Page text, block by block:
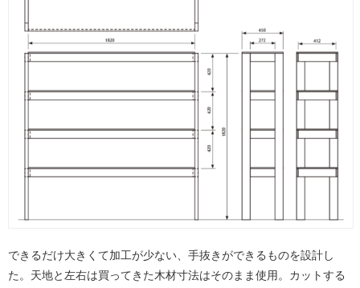
できるだけ大きくて加工が少ない、手抜きができるものを設計し
た。天地と左右は買ってきた木材寸法はそのまま使用。カットする